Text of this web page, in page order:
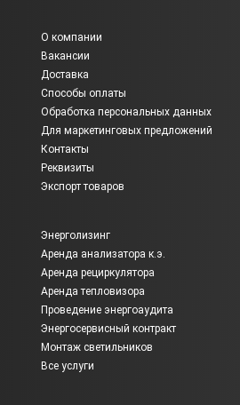
О компании
Вакансии
Доставка
Способы оплаты
Обработка персональных данных
Для маркетинговых предложений
Контакты
Реквизиты
Экспорт товаров
Энерголизинг
Аренда анализатора к.э.
Аренда рециркулятора
Аренда тепловизора
Проведение энергоаудита
Энергосервисный контракт
Монтаж светильников
Все услуги